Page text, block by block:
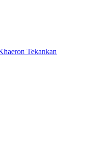
Tekankan